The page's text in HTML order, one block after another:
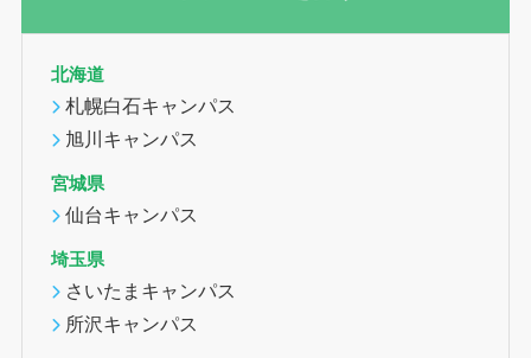
北海道
札幌白石キャンパス
旭川キャンパス
宮城県
仙台キャンパス
埼玉県
さいたまキャンパス
所沢キャンパス